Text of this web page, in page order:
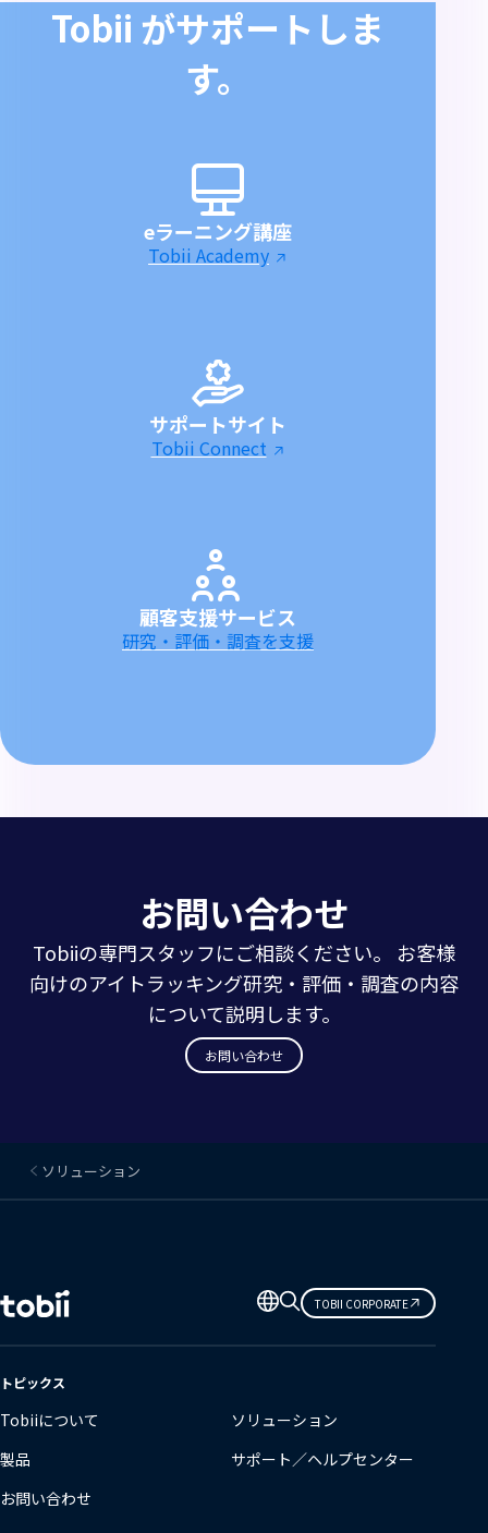
Tobii がサポートしま
す。
eラーニング講座
Tobii Academy
サポートサイト
Tobii Connect
顧客支援サービス
研究・評価・調査を支援
お問い合わせ
Tobiiの専門スタッフにご相談ください。 お客様
向けのアイトラッキング研究・評価・調査の内容
について説明します。
お問い合わせ
ソリューション
言
語
の
更
TOBII CORPORATE
トピックス
Tobiiについて
ソリューション
製品
サポート／ヘルプセンター
お問い合わせ